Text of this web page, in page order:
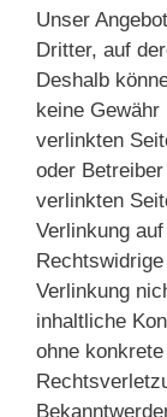
Unser
Dritter, auf
Deshalb
keine
verlinkten
oder
verlinkten
Verlinkung
Verlinkung
inhaltliche
ohne